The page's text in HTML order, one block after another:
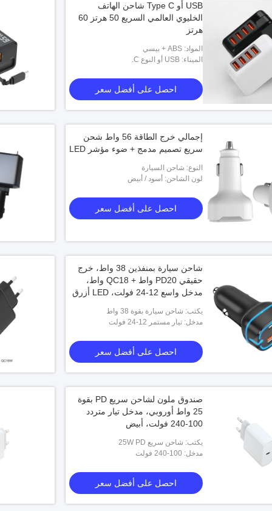
USB أو Type C شاحن الهاتف
الخليوي العالمي السريع 50 هرتز 60
هرتز
المواد: ABS + بيسي
الميناء: USB أو النوع C.
احصل على أفضل سعر
إجمالي خرج الطاقة 56 واط شحن
سريع تصميم مدمج + ضوء مؤشر LED
النوع: شاحن السيارة
لون الشاحن: أسود / أبيض
احصل على أفضل سعر
شاحن سيارة بمنفذين 38 واط، خرج
حقيقي PD20 واط + QC18 واط،
مدخل واسع 12-24 فولت، LED أزرق
يكتب: شاحن سيارة بقوة 38 واط
مدخل: تيار مستمر 12-24 فولت
احصل على أفضل سعر
صندوق ملون لشاحن سريع PD بقوة
25 واط أوروبي، مدخل تيار متردد
100-240 فولت، أبيض
يكتب: شاحن سريع 25W PD
مدخل: 100-240 فولت
احصل على أفضل سعر